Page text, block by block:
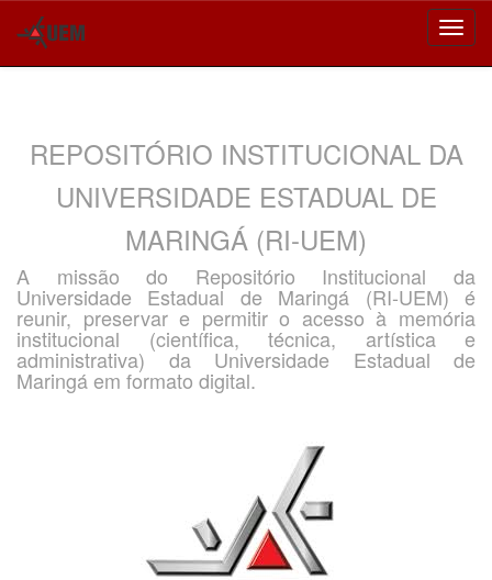
REPOSITÓRIO INSTITUCIONAL DA
UNIVERSIDADE ESTADUAL DE
MARINGÁ (RI-UEM)
A missão do Repositório Institucional da
Universidade Estadual de Maringá (RI-UEM) é
reunir, preservar e permitir o acesso à memória
institucional (científica, técnica, artística e
administrativa) da Universidade Estadual de
Maringá em formato digital.